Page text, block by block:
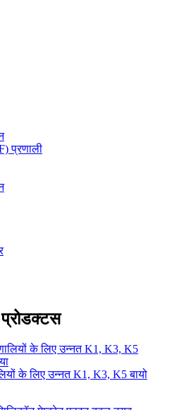
प्रणाली
के लिए उन्नत K1, K3, K5 बायो